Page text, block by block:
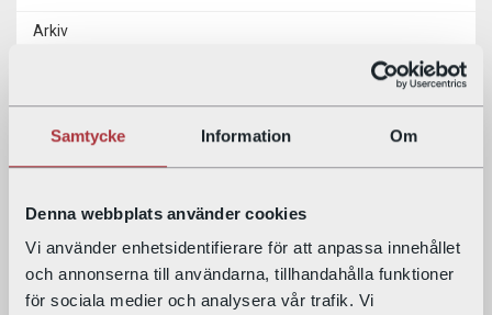
Samtycke Information Om
Denna webbplats använder cookies
Vi använder enhetsidentifierare för att anpassa innehållet
och annonserna till användarna, tillhandahålla funktioner
för sociala medier och analysera vår trafik. Vi
Arkiv
2024
2023
2022